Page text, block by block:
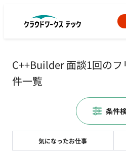
C++Builder 面談1回の
件一覧
気になったお仕事
条件